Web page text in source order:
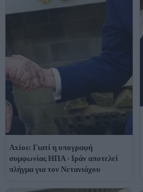
Axios: Γιατί η υπογραφή
συμφωνίας ΗΠΑ - Ιράν αποτελεί
πλήγμα για τον Νετανιάχου